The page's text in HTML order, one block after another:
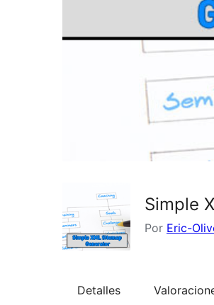
Simple
Por Eric-
Detalles